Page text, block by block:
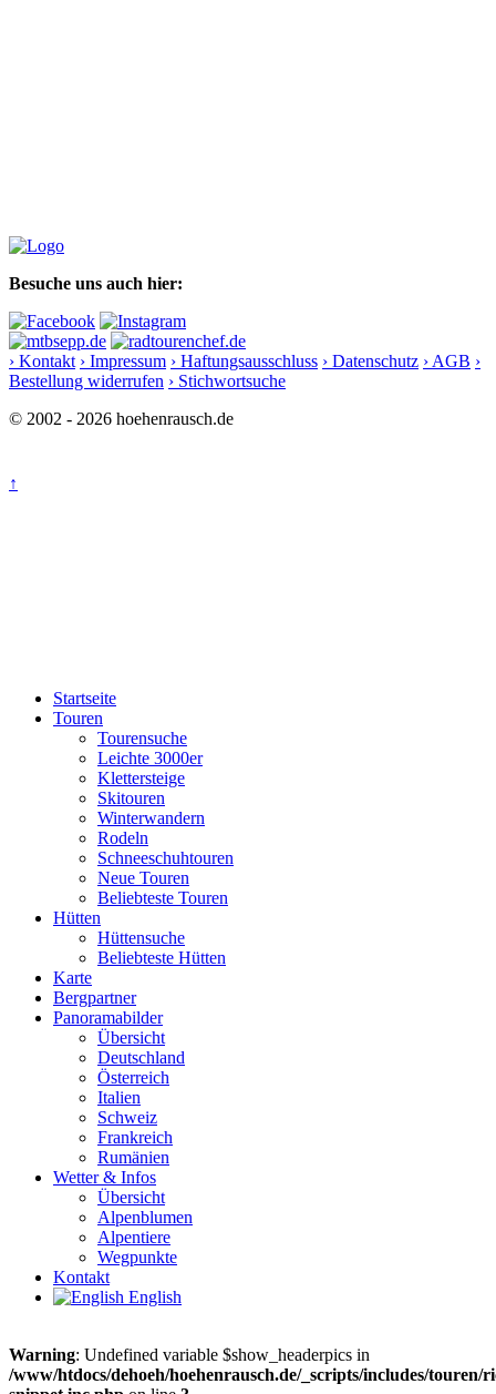
Besuche uns auch hier:
› Kontakt › Impressum › Haftungsausschluss › Datenschutz › AGB ›
Bestellung widerrufen › Stichwortsuche
© 2002 - 2026 hoehenrausch.de
↑
Startseite
Touren
Tourensuche
Leichte 3000er
Klettersteige
Skitouren
Winterwandern
Rodeln
Schneeschuhtouren
Neue Touren
Beliebteste Touren
Hütten
Hüttensuche
Beliebteste Hütten
Karte
Bergpartner
Panoramabilder
Übersicht
Deutschland
Österreich
Italien
Schweiz
Frankreich
Rumänien
Wetter & Infos
Übersicht
Alpenblumen
Alpentiere
Wegpunkte
Kontakt
English
Warning: Undefined variable $show_headerpics in
/www/htdocs/dehoeh/hoehenrausch.de/_scripts/includes/touren/